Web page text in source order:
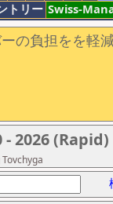
トリー Swiss-
の負担をを軽
2026 (Rapid)